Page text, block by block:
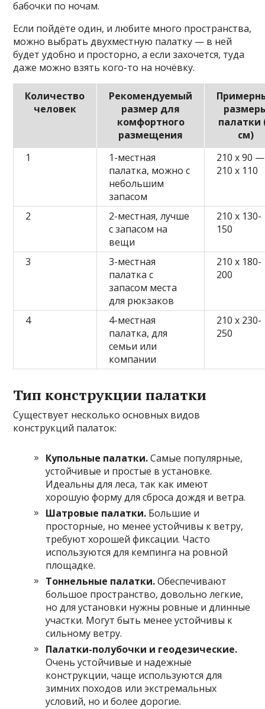
бабочки по ночам.
Если пойдёте один, и любите много пространства,
можно выбрать двухместную палатку — в ней
будет удобно и просторно, а если захочется, туда
даже можно взять кого-то на ночёвку.
Количество
человек
Рекомендуемый
размер для
комфортного
размещения
палатки
см)
1
1-местная
палатка, можно с
небольшим
запасом
210 x 90 —
210 x 110
2
2-местная, лучше
с запасом на
вещи
210 x 130-
150
3
3-местная
палатка с
запасом места
для рюкзаков
210 x 180-
200
4
4-местная
палатка, для
семьи или
компании
210 x 230-
250
Тип конструкции палатки
Существует несколько основных видов
конструкций палаток:
Купольные палатки.Самые популярные,
устойчивые и простые в установке.
Идеальны для леса, так как имеют
хорошую форму для сброса дождя и ветра.
Шатровые палатки. Большие и
просторные, но менее устойчивы к ветру,
требуют хорошей фиксации. Часто
используются для кемпинга на ровной
площадке.
Тоннельные палатки.Обеспечивают
большое пространство, довольно легкие,
но для установки нужны ровные и длинные
участки. Могут быть менее устойчивы к
сильному ветру.
Палатки-полубочки и геодезические.
Очень устойчивые и надежные
конструкции, чаще используются для
зимних походов или экстремальных
условий, но и более дорогие.